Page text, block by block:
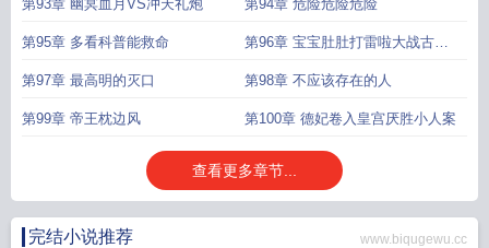
第93章 幽冥血月VS冲天礼炮 第94章 危险危险危险
第95章 多看科普能救命 第96章 宝宝肚肚打雷啦大战古安
魂曲
第97章 最高明的灭口 第98章 不应该存在的人
第99章 帝王枕边风 第100章 德妃卷入皇宫厌胜小人案
查看更多章节...
完结小说推荐 www.biqugewu.cc